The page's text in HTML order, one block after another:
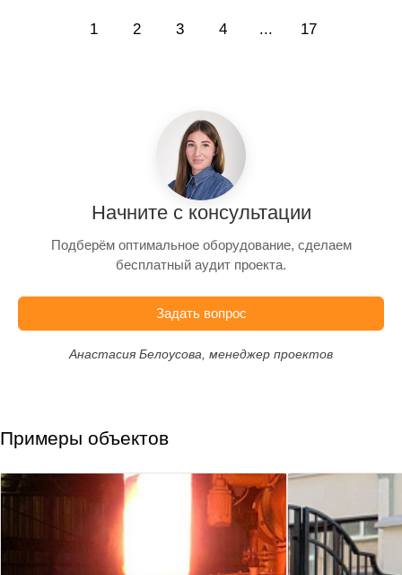
1 2 3 4 ... 17
Начните с консультации
Подберём оптимальное оборудование, сделаем
бесплатный аудит проекта.
Задать вопрос
Анастасия Белоусова, менеджер проектов
Примеры объектов